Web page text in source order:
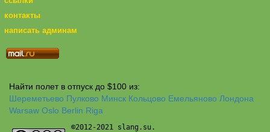
контакты
написать админам
Найти полет в отпуск до $100 из:
Шереметьево Пулково Минск Кольцово Емельяново Лондона
Warsaw Oslo Berlin Riga
©2012-2021 slang.su.